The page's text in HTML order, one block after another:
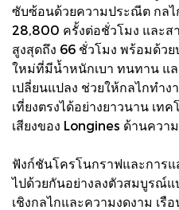
ซับซ้อนด้วยความประณีต กล
28,800 ครั้งต่อชั่วโมง และส
สูงสุดถึง 66 ชั่วโมง พร้อมด้ว
ใหม่ที่มีน้ำหนักเบา ทนทาน แ
เปลี่ยนแปลง ช่วยให้กลไกทำง
เที่ยงตรงได้อย่างยาวนาน เ
เสียงของ Longines ด้านควา
ฟังก์ชันโครโนกราฟและการ
ไปด้วยกันอย่างลงตัวสมบูรณ์
เชิงกลไกและความงดงาม เรื